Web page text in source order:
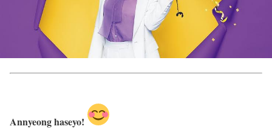
Annyeong haseyo!